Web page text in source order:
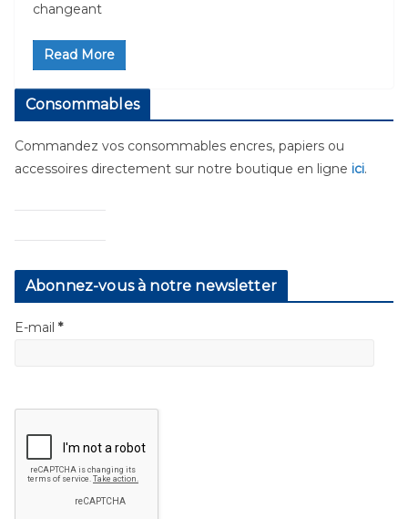
changeant
Read More
Consommables
Commandez vos consommables encres, papiers ou
accessoires directement sur notre boutique en ligne ici.
Abonnez-vous à notre newsletter
E-mail *